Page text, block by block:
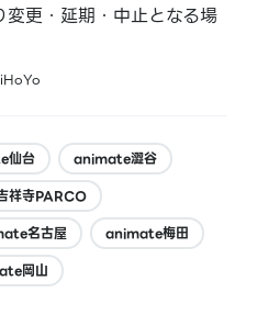
更・延期・中止となる場
仙台
animate澀谷
祥寺PARCO
名古屋
animate梅田
岡山